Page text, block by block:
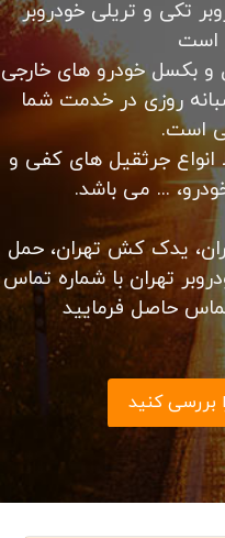
تکی و تریلی خودروبر
است
و بکسل خودرو های خارجی
طور شبانه روزی در خدمت شما
است.
انواع جرثقیل های کفی و
... می باشد.
یدک کش تهران، حمل
تهران با شماره تماس
حاصل فرمایید
بررسی کنید